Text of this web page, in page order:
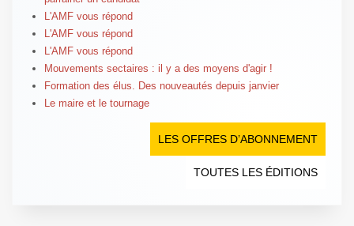
L'AMF vous répond
L'AMF vous répond
L'AMF vous répond
Mouvements sectaires : il y a des moyens d'agir !
Formation des élus. Des nouveautés depuis janvier
Le maire et le tournage
LES OFFRES D’ABONNEMENT
TOUTES LES ÉDITIONS